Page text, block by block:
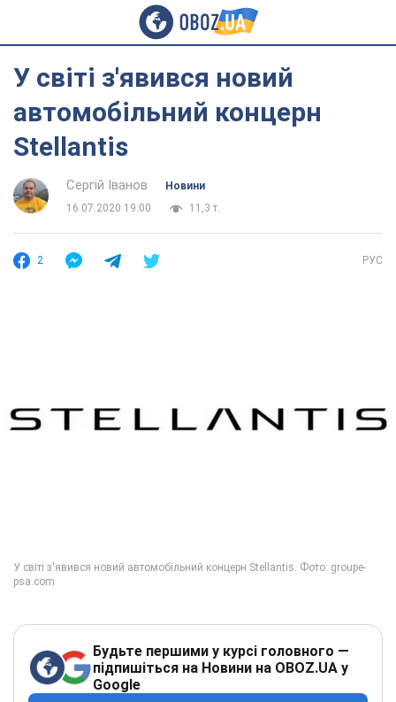
У світі з'явився новий
автомобільний концерн
Stellantis
Сергій Іванов
Новини
16.07.2020 19:00
11,3 т.
2 РУС
Будьте першими у курсі головного —
підпишіться на Новини на OBOZ.UA у
Google